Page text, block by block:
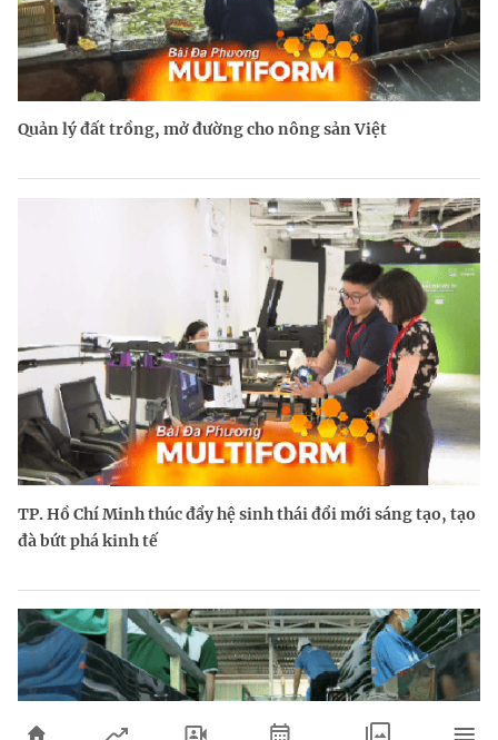
Quản lý đất trồng, mở đường cho nông sản Việt
TP. Hồ Chí Minh thúc đẩy hệ sinh thái đổi mới sáng tạo, tạo
đà bứt phá kinh tế